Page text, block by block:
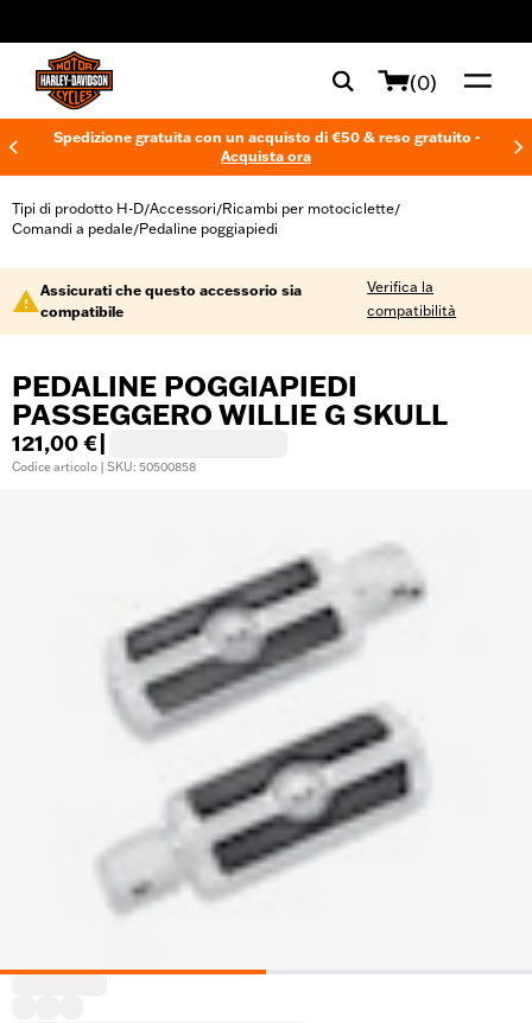
(0)
Spedizione gratuita con un acquisto di €50 & reso gratuito -
Acquista ora
Tipi di prodotto H-D/Accessori/Ricambi per motociclette/
Comandi a pedale/Pedaline poggiapiedi
Assicurati che questo accessorio sia
compatibile
Verifica la
compatibilità
PEDALINE POGGIAPIEDI
PASSEGGERO WILLIE G SKULL
121,00 €
Codice articolo | SKU: 50500858